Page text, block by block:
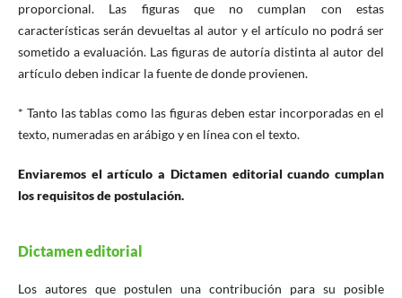
proporcional. Las figuras que no cumplan con estas
características serán devueltas al autor y el artículo no podrá ser
sometido a evaluación. Las figuras de autoría distinta al autor del
artículo deben indicar la fuente de donde provienen.
* Tanto las tablas como las figuras deben estar incorporadas en el
texto, numeradas en arábigo y en línea con el texto.
Enviaremos el artículo a Dictamen editorial cuando cumplan
los requisitos de postulación.
Dictamen editorial
Los autores que postulen una contribución para su posible